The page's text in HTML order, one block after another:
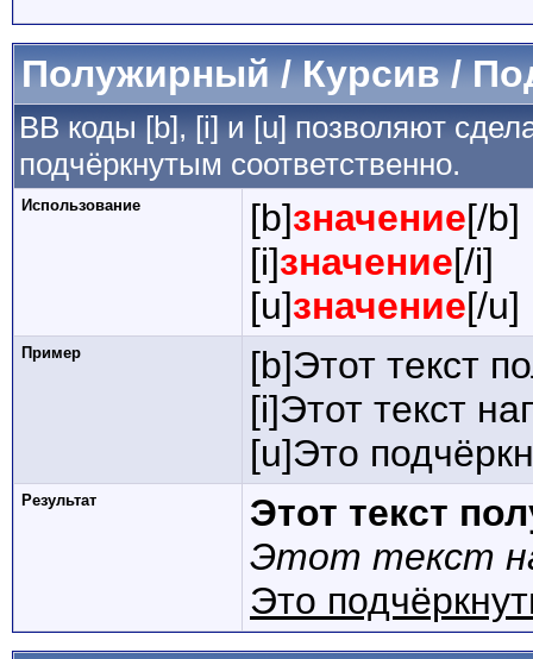
Полужирный / Курсив /
BB коды [b], [i] и [u] позволяют
подчёркнутым соответственно.
Использование [b]значение[/b]
[i]значение[/i]
[u]значение[/u]
Пример
[b]Этот текст
[i]Этот текст
[u]Это
Результат
Этот текст
Этот текст
Это